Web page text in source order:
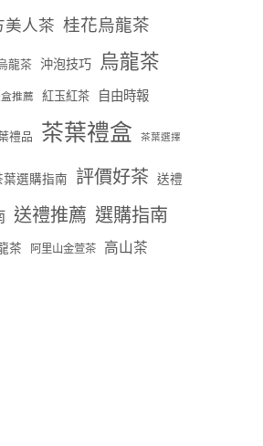
美人茶 桂花烏龍茶
龍茶 沖泡技巧 烏龍茶
推薦 紅玉紅茶 自由時報
禮品 茶葉禮盒 茶葉選擇
葉選購指南 評價好茶 送禮
送禮推薦 選購指南
茶 阿里山金萱茶 高山茶